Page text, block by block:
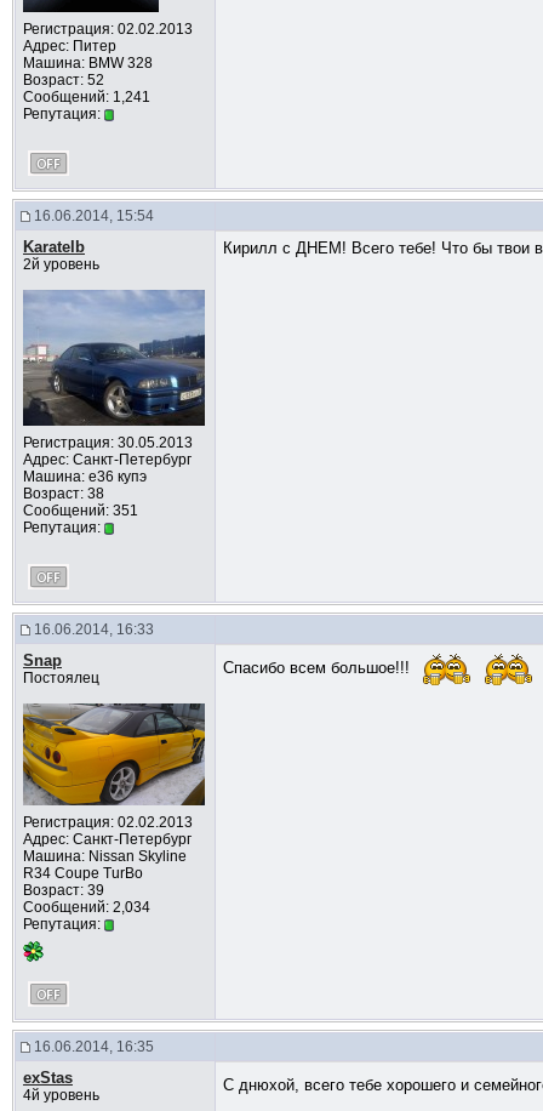
Регистрация: 02.02.2013
Адрес: Питер
Машина: BMW 328
Возраст: 52
Сообщений: 1,241
Репутация:
16.06.2014, 15:54
Karatelb
2й уровень
Регистрация: 30.05.2013
Адрес: Санкт-Петербург
Машина: е36 купэ
Возраст: 38
Сообщений: 351
Репутация:
Кирилл с ДНЕМ! Всего тебе! Что бы твои
16.06.2014, 16:33
Snap
Постоялец
Регистрация: 02.02.2013
Адрес: Санкт-Петербург
Машина: Nissan Skyline
R34 Coupe TurBo
Возраст: 39
Сообщений: 2,034
Репутация:
Спасибо всем большое!!!
16.06.2014, 16:35
exStas
4й уровень
С днюхой, всего тебе хорошего и